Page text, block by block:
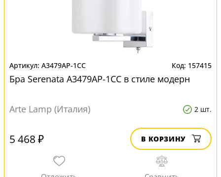
A3479AP-1CC 157415
Бра Serenata A3479AP-1CC в стиле модерн
Arte Lamp (Италия) 2 шт.
5 468 ₽ В КОРЗИНУ